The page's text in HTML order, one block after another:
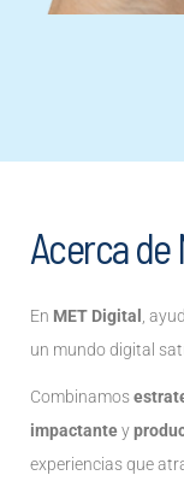
Acerca de
En MET Digital
,
un mundo digital
Combinamos
impactantey
experiencias que